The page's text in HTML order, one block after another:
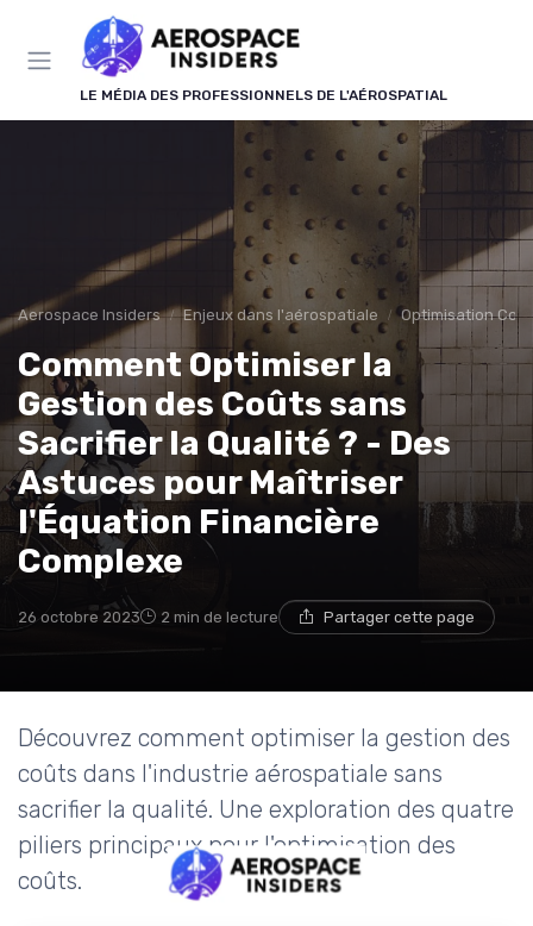
LE MÉDIA DES PROFESSIONNELS DE L'AÉROSPATIAL
Aerospace Insiders Enjeux dans l'aérospatiale Optimisation
Comment Optimiser la
Gestion des Coûts sans
Sacrifier la Qualité ? - Des
Astuces pour Maîtriser
l'Équation Financière
Complexe
26 octobre 2023 2 min de lecture Partager cette page
Découvrez comment optimiser la gestion des
coûts dans l'industrie aérospatiale sans
sacrifier la qualité. Une exploration des quatre
piliers principaux pour l'optimisation des
coûts.
Panneau de gestion des cookies